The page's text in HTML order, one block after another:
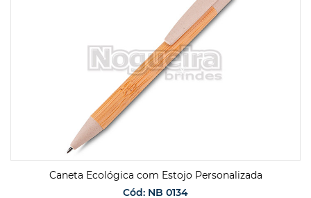
Caneta Ecológica com Estojo Personalizada
Cód: NB 0134